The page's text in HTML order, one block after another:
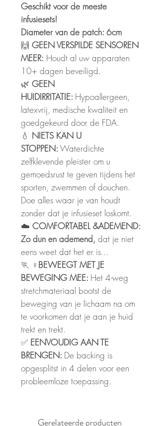
Geschikt voor de meeste
infusiesets!
Diameter van de patch: 6cm
🙌 GEEN VERSPILDE SENSOREN
MEER: Houdt al uw apparaten
10+ dagen beveiligd.
🌿 GEEN
HUIDIRRITATIE: Hypoallergeen,
latexvrij, medische kwaliteit en
goedgekeurd door de FDA.
💧 NIETS KAN U
STOPPEN: Waterdichte
zelfklevende pleister om u
gemoedsrust te geven tijdens het
sporten, zwemmen of douchen.
Doe alles waar je van houdt
zonder dat je infusieset loskomt.
☁️ COMFORTABEL&ADEMEND:
Zo dun en ademend, dat je niet
eens weet dat het er is...
🏃 ♀️ BEWEEGT MET JE
BEWEGING MEE: Het 4-weg
stretchmateriaal bootst de
beweging van je lichaam na om
te voorkomen dat je aan je huid
trekt en trekt.
✅ EENVOUDIG AAN TE
BRENGEN: De backing is
opgesplitst in 4 delen voor een
probleemloze toepassing.
Gerelateerde producten